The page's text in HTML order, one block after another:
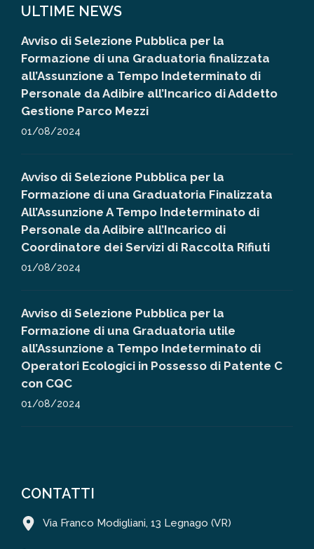
ULTIME NEWS
Avviso di Selezione Pubblica per la
Formazione di una Graduatoria finalizzata
all’Assunzione a Tempo Indeterminato di
Personale da Adibire all’Incarico di Addetto
Gestione Parco Mezzi
01/08/2024
Avviso di Selezione Pubblica per la
Formazione di una Graduatoria Finalizzata
All’Assunzione A Tempo Indeterminato di
Personale da Adibire all’Incarico di
Coordinatore dei Servizi di Raccolta Rifiuti
01/08/2024
Avviso di Selezione Pubblica per la
Formazione di una Graduatoria utile
all’Assunzione a Tempo Indeterminato di
Operatori Ecologici in Possesso di Patente C
con CQC
01/08/2024
CONTATTI
Via Franco Modigliani, 13 Legnago (VR)